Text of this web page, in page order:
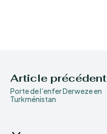
Article précédent
Porte de l’enfer Derweze en
Turkménistan